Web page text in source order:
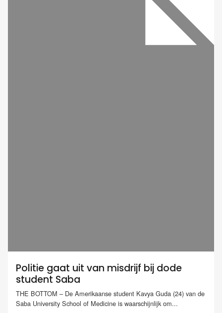
Politie gaat uit van misdrijf bij dode
student Saba
THE BOTTOM – De Amerikaanse student Kavya Guda (24) van de
Saba University School of Medicine is waarschijnlijk om...